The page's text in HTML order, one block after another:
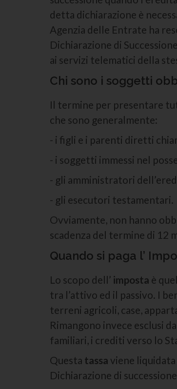
detta dichiarazione è
Agenzia delle Entrate ha
Dichiarazione di
ai servizi telematici della
Chi sono i soggetti
Il termine per presentare
che sono generalmente:
- i figli e i parenti diretti
- i soggetti immessi nel
- gli amministratori
- gli esecutori testamentari.
Ovviamente, non hanno
scadenza del termine di 12
Quando si paga l’
Lo scopo dell’ imposta è
tra l’attivo ed il passivo. I
terreni agricoli, case,
Rimangono invece esclusi
familiari, i crediti verso lo
Questa tassa viene
Dichiarazione di